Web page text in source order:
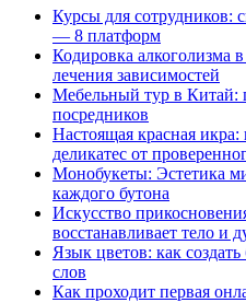
Курсы для сотрудников:
— 8 платформ
Кодировка алкоголизма
лечения зависимостей
Мебельный тур в Китай:
посредников
Настоящая красная
деликатес от
Монобукеты: Эстетика
каждого бутона
Искусство
восстанавливает тело и
Язык цветов: как
слов
Как проходит первая